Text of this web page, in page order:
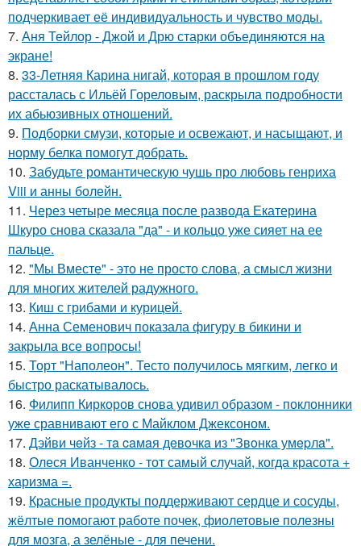
подчеркивает её индивидуальность и чувство моды.
7. Аня Тейлор - Джой и Дрю старки объединяются на
экране!
8. 33-Летняя Карина нигай, которая в прошлом году
рассталась с Ильёй Гореловым, раскрыла подробности
их абьюзивных отношений.
9. Подборки смузи, которые и освежают, и насыщают, и
норму белка помогут добрать.
10. Забудьте романтическую чушь про любовь генриха
Viii и анны болейн.
11. Через четыре месяца после развода Екатерина
Шкуро снова сказала "да" - и кольцо уже сияет на ее
пальце.
12. "Мы Вместе" - это не просто слова, а смысл жизни
для многих жителей радужного.
13. Киш с грибами и курицей.
14. Анна Семенович показала фигуру в бикини и
закрыла все вопросы!
15. Торт "Наполеон". Тесто получилось мягким, легко и
быстро раскатывалось.
16. Филипп Киркоров снова удивил образом - поклонники
уже сравнивают его с Майклом Джексоном.
17. Дэйви чeйз - тa caмaя дeвoчкa из "Звoнкa умepлa".
18. Олеся Иванченко - тот самый случай, когда красота +
харизма =.
19. Красные продукты поддерживают сердце и сосуды,
жёлтые помогают работе почек, фиолетовые полезны
для мозга, а зелёные - для печени.